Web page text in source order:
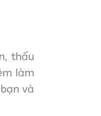
thấu
làm
và